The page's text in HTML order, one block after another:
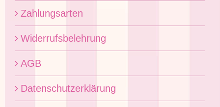
Zahlungsarten
Widerrufsbelehrung
AGB
Datenschutzerklärung